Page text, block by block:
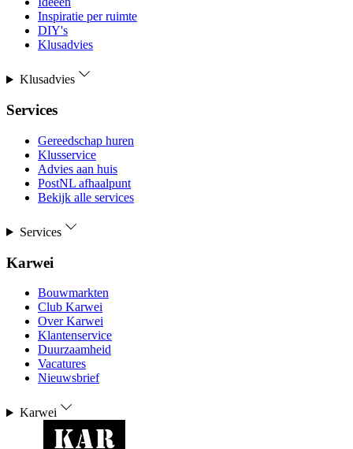
Inspiratie per ruimte
DIY's
Klusadvies
Klusadvies
Services
Gereedschap huren
Klusservice
Advies aan huis
PostNL afhaalpunt
Bekijk alle services
Services
Karwei
Bouwmarkten
Club Karwei
Over Karwei
Klantenservice
Duurzaamheid
Vacatures
Nieuwsbrief
Karwei